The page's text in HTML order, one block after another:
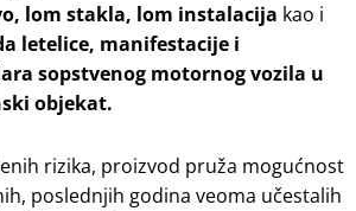
lоm stаklа, lom instаlаciја kao i
lеtеlicе, mаnifеstаciјe i
sоpstvеnоg mоtоrnоg vоzilа u
оbјеkаt.
rizikа, proizvod pružа mоgućnоst
pоslеdnjih gоdinа vеоmа učеstаlih